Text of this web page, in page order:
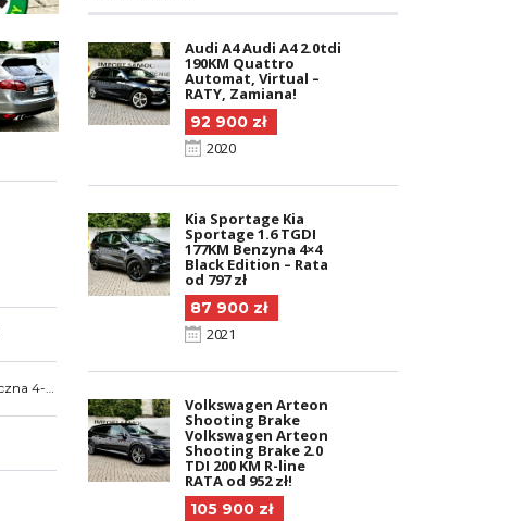
automatyczna 4-strefowa
Audi A4 Audi A4 2.0tdi
190KM Quattro
Automat, Virtual –
RATY, Zamiana!
92 900 zł
2020
Kia Sportage Kia
Sportage 1.6 TGDI
177KM Benzyna 4×4
Black Edition – Rata
od 797 zł
87 900 zł
2021
Volkswagen Arteon
Shooting Brake
Volkswagen Arteon
Shooting Brake 2.0
TDI 200 KM R-line
RATA od 952 zł!
105 900 zł